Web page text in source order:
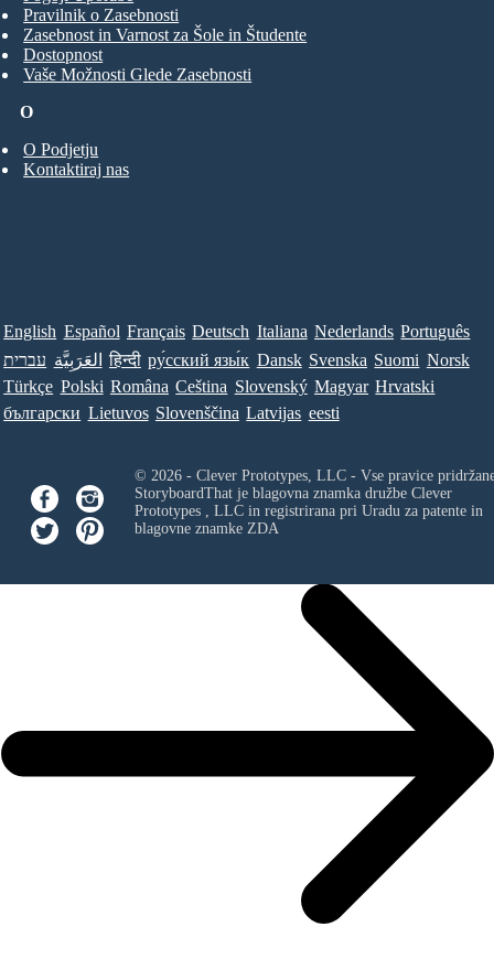
O
O Podjetju
Kontaktiraj nas
Pravilnik o Zasebnosti
Zasebnost in Varnost za Šole in Študente
Dostopnost
Vaše Možnosti Glede Zasebnosti
English Español Français Deutsch Italiana Nederlands Português
עברית العَرَبِيَّة हिन्दी ру́сский язы́к Dansk Svenska Suomi Norsk
Türkçe Polski Româna Ceština Slovenský Magyar Hrvatski
български Lietuvos Slovenščina Latvijas eesti
© 2026 - Clever Prototypes, LLC - Vse pravice
StoryboardThat je blagovna znamka družbe Clever
Prototypes , LLCin registrirana pri Uradu za patente in
blagovne znamke ZDA